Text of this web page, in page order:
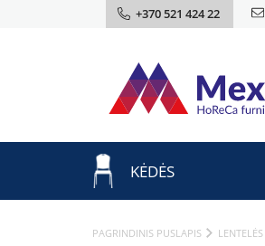
+370 521 424 22
KĖDĖS
PAGRINDINIS PUSLAPIS LENTELĖS